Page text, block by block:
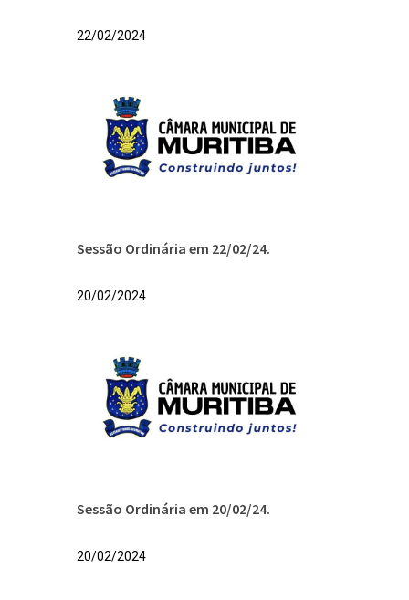
22/02/2024
Sessão Ordinária em 22/02/24.
20/02/2024
Sessão Ordinária em 20/02/24.
20/02/2024